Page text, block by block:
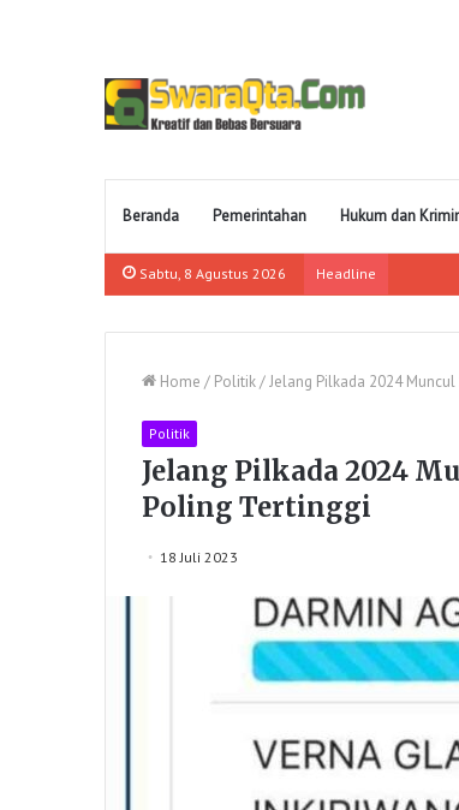
Beranda Pemerintahan Hukum dan
Sabtu, 8 Agustus 2026 Headline
Home / Politik/Jelang Pilkada 2024
Politik
Jelang Pilkada 2024
Poling Tertinggi
18 Juli 2023